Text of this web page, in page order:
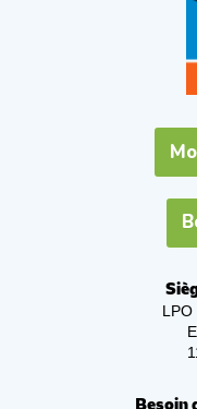
LPO
Besoin